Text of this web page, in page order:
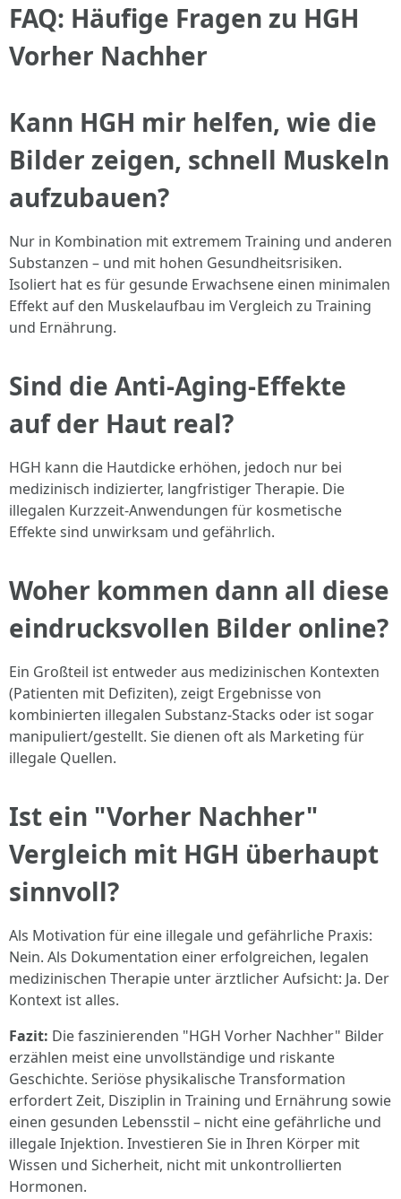
FAQ: Häufige Fragen zu HGH
Vorher Nachher
Kann HGH mir helfen, wie die
Bilder zeigen, schnell Muskeln
aufzubauen?
Nur in Kombination mit extremem Training und anderen
Substanzen – und mit hohen Gesundheitsrisiken.
Isoliert hat es für gesunde Erwachsene einen minimalen
Effekt auf den Muskelaufbau im Vergleich zu Training
und Ernährung.
Sind die Anti-Aging-Effekte
auf der Haut real?
HGH kann die Hautdicke erhöhen, jedoch nur bei
medizinisch indizierter, langfristiger Therapie. Die
illegalen Kurzzeit-Anwendungen für kosmetische
Effekte sind unwirksam und gefährlich.
Woher kommen dann all diese
eindrucksvollen Bilder online?
Ein Großteil ist entweder aus medizinischen Kontexten
(Patienten mit Defiziten), zeigt Ergebnisse von
kombinierten illegalen Substanz-Stacks oder ist sogar
manipuliert/gestellt. Sie dienen oft als Marketing für
illegale Quellen.
Ist ein "Vorher Nachher"
Vergleich mit HGH überhaupt
sinnvoll?
Als Motivation für eine illegale und gefährliche Praxis:
Nein. Als Dokumentation einer erfolgreichen, legalen
medizinischen Therapie unter ärztlicher Aufsicht: Ja. Der
Kontext ist alles.
Fazit: Die faszinierenden "HGH Vorher Nachher" Bilder
erzählen meist eine unvollständige und riskante
Geschichte. Seriöse physikalische Transformation
erfordert Zeit, Disziplin in Training und Ernährung sowie
einen gesunden Lebensstil – nicht eine gefährliche und
illegale Injektion. Investieren Sie in Ihren Körper mit
Wissen und Sicherheit, nicht mit unkontrollierten
Hormonen.